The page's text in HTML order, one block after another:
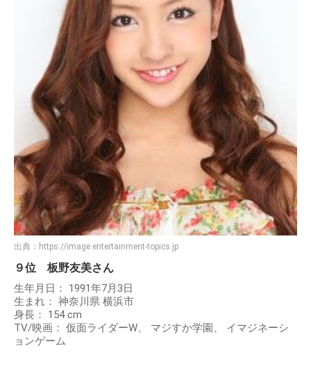
出典： https://image.entertainment-topics.jp
９位 板野友美さん
生年月日： 1991年7月3日
生まれ： 神奈川県 横浜市
身長： 154 cm
TV/映画： 仮面ライダーW、 マジすか学園、 イマジネーシ
ョンゲーム